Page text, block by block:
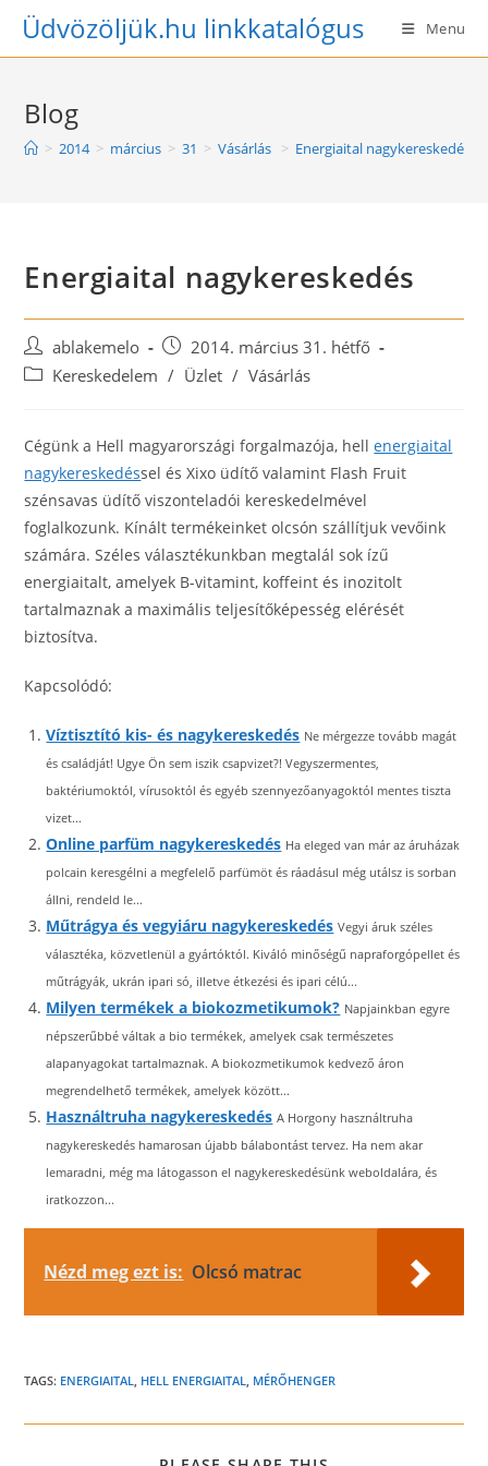
SkipÜdvözöljük.hu linkkatalógus Menu
Blog
> 2014 > március > 31 > Vásárlás > Energiaital nagykereskedés
Energiaital nagykereskedés
Post
author:
ablakemelo
Post
published:
2014. március 31. hétfő
PostKereskedelem / Üzlet / Vásárlás
Cégünk a Hell magyarországi forgalmazója, hellenergiaital
nagykereskedéssel és Xixo üdítő valamint Flash Fruit
szénsavas üdítő viszonteladói kereskedelmével
foglalkozunk. Kínált termékeinket olcsón szállítjuk vevőink
számára. Széles választékunkban megtalál sok ízű
energiaitalt, amelyek B-vitamint, koffeint és inozitolt
tartalmaznak a maximális teljesítőképesség elérését
biztosítva.
Kapcsolódó:
Víztisztító kis- és nagykereskedés Ne mérgezze tovább magát
és családját! Ugye Ön sem iszik csapvizet?! Vegyszermentes,
baktériumoktól, vírusoktól és egyéb szennyezőanyagoktól mentes tiszta
vizet...
Online parfüm nagykereskedés Ha eleged van már az áruházak
polcain keresgélni a megfelelő parfümöt és ráadásul még utálsz is sorban
állni, rendeld le...
Műtrágya és vegyiáru nagykereskedés Vegyi áruk széles
választéka, közvetlenül a gyártóktól. Kiváló minőségű napraforgópellet és
műtrágyák, ukrán ipari só, illetve étkezési és ipari célú...
Milyen termékek a biokozmetikumok? Napjainkban egyre
népszerűbbé váltak a bio termékek, amelyek csak természetes
alapanyagokat tartalmaznak. A biokozmetikumok kedvező áron
megrendelhető termékek, amelyek között...
Használtruha nagykereskedés A Horgony használtruha
nagykereskedés hamarosan újabb bálabontást tervez. Ha nem akar
lemaradni, még ma látogasson el nagykereskedésünk weboldalára, és
iratkozzon...
Nézd meg ezt is: Olcsó matrac
TAGS: ENERGIAITAL, HELL ENERGIAITAL, MÉRŐHENGER